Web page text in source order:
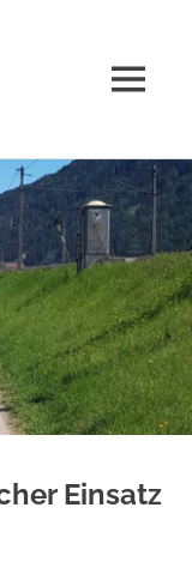
MENÜ
Einsatz